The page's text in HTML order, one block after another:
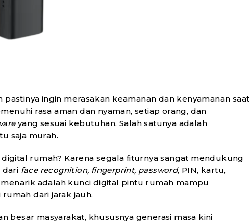
ingin merasakan keamanan dan kenyamanan saat
rasa aman dan nyaman, setiap orang, dan
yang sesuai kebutuhan. Salah satunya adalah
saja murah.
rumah? Karena segala fiturnya sangat mendukung
dari face recognition, fingerprint, password, PIN, kartu,
adalah kunci digital pintu rumah mampu
dari jarak jauh.
besar masyarakat, khususnya generasi masa kini